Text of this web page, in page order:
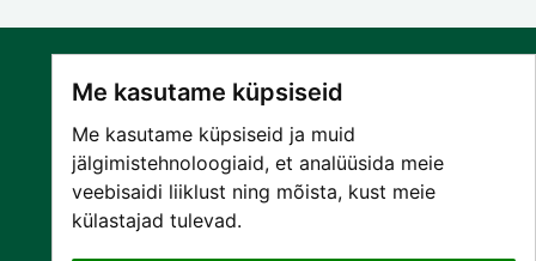
Me kasutame küpsiseid
Me kasutame küpsiseid ja muid
jälgimistehnoloogiaid, et analüüsida meie
veebisaidi liiklust ning mõista, kust meie
külastajad tulevad.
SA NARVA HAIGLA